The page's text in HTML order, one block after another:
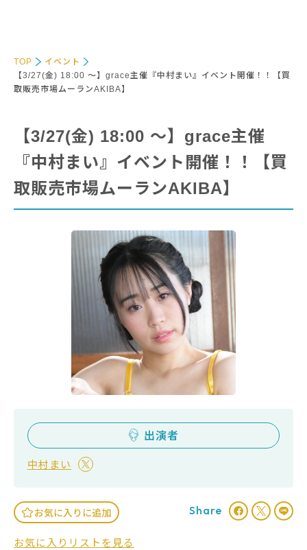
TOP
イベント
【3/27(金) 18:00 〜】grace主催『中村まい』イベント開催！！【買
取販売市場ムーランAKIBA】
【3/27(金) 18:00 〜】grace主催
『中村まい』イベント開催！！【買
取販売市場ムーランAKIBA】
出演者
中村まい
お気に入りに追加
お気に入りリストを見る
Share